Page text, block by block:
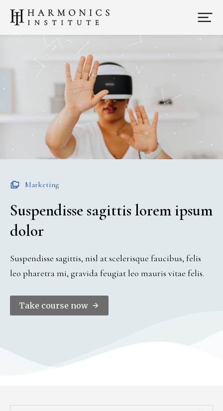
Marketing
Suspendisse sagittis lorem ipsum
dolor
Suspendisse sagittis, nisl at scelerisque faucibus, felis
leo pharetra mi, gravida feugiat leo mauris vitae felis.
Take course now